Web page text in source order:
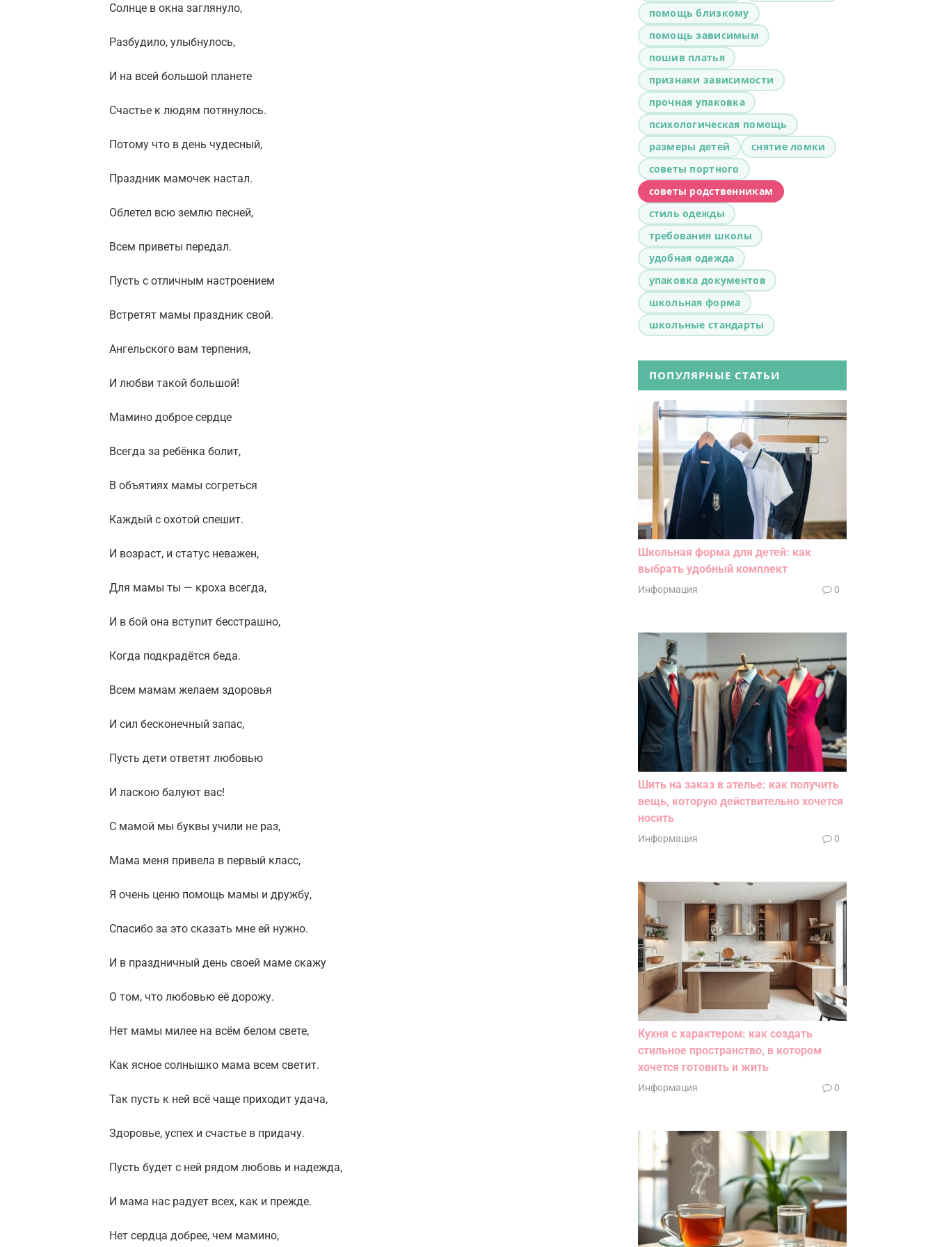
Солнце в окна заглянуло,
Разбудило, улыбнулось,
И на всей большой планете
Счастье к людям потянулось.
Потому что в день чудесный,
Праздник мамочек настал.
Облетел всю землю песней,
Всем приветы передал.
Пусть с отличным настроением
Встретят мамы праздник свой.
Ангельского вам терпения,
И любви такой большой!
Мамино доброе сердце
Всегда за ребёнка болит,
В объятиях мамы согреться
Каждый с охотой спешит.
И возраст, и статус неважен,
Для мамы ты — кроха всегда,
И в бой она вступит бесстрашно,
Когда подкрадётся беда.
Всем мамам желаем здоровья
И сил бесконечный запас,
Пусть дети ответят любовью
И ласкою балуют вас!
С мамой мы буквы учили не раз,
Мама меня привела в первый класс,
Я очень ценю помощь мамы и дружбу,
Спасибо за это сказать мне ей нужно.
И в праздничный день своей маме скажу
О том, что любовью её дорожу.
Нет мамы милее на всём белом свете,
Как ясное солнышко мама всем светит.
Так пусть к ней всё чаще приходит удача,
Здоровье, успех и счастье в придачу.
Пусть будет с ней рядом любовь и надежда,
И мама нас радует всех, как и прежде.
Нет сердца добрее, чем мамино,
помощь близкому
помощь зависимым
пошив платья
признаки зависимости
прочная упаковка
психологическая помощь
размеры детей
снятие ломки
советы портного
советы родственникам
стиль одежды
требования школы
удобная одежда
упаковка документов
школьная форма
школьные стандарты
ПОПУЛЯРНЫЕ СТАТЬИ
Школьная форма для детей: как
выбрать удобный комплект
Информация 0
Шить на заказ в ателье: как получить
вещь, которую действительно хочется
носить
Информация 0
Кухня с характером: как создать
стильное пространство, в котором
хочется готовить и жить
Информация 0